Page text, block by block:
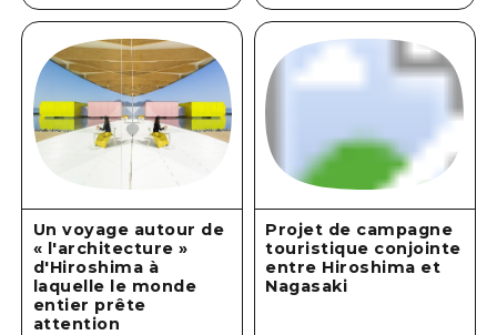
Un voyage autour de
« l'architecture »
d'Hiroshima à
laquelle le monde
entier prête
attention
Projet de campagne
touristique conjointe
entre Hiroshima et
Nagasaki